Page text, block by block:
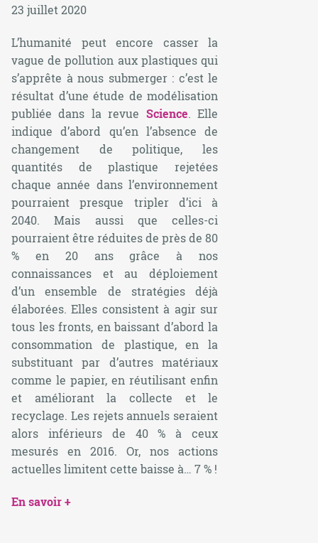
23 juillet 2020
L’humanité peut encore casser la
vague de pollution aux plastiques qui
s’apprête à nous submerger : c’est le
résultat d’une étude de modélisation
publiée dans larevue Science. Elle
indique d’abord qu’en l’absence de
changement de politique, les
quantités de plastique rejetées
chaque année dans l’environnement
pourraient presque tripler d’ici à
2040. Mais aussi que celles-ci
pourraient être réduites de près de 80
% en 20 ans grâce à nos
connaissances et au déploiement
d’un ensemble de stratégies déjà
élaborées. Elles consistent à agir sur
tous les fronts, en baissant d’abord la
consommation de plastique, en la
substituant par d’autres matériaux
comme le papier, en réutilisant enfin
et améliorant la collecte et le
recyclage. Les rejets annuels seraient
alors inférieurs de 40 % à ceux
mesurés en 2016. Or, nos actions
actuelles limitent cette baisse à… 7 % !
En savoir +